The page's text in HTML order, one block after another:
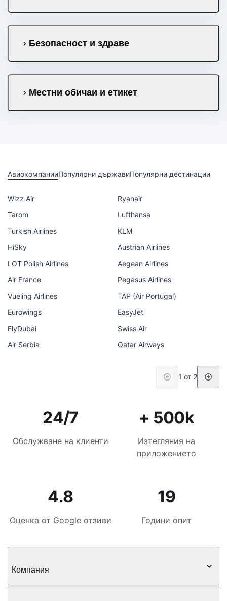
Безопасност и здраве
Местни обичаи и етикет
АвиокомпанииПопулярни държавиПопулярни дестинации
Wizz Air
Ryanair
Tarom
Lufthansa
Turkish Airlines
KLM
HiSky
Austrian Airlines
LOT Polish Airlines
Aegean Airlines
Air France
Pegasus Airlines
Vueling Airlines
TAP (Air Portugal)
Eurowings
EasyJet
FlyDubai
Swiss Air
Air Serbia
Qatar Airways
1 от 2
24/7
Обслужване на клиенти
+ 500k
Изтегляния на
приложението
4.8
Оценка от Google отзиви
19
Години опит
Компания